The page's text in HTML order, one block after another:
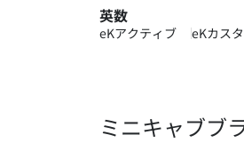
英数
eKアクティブ eKカス
ミニキャブブ